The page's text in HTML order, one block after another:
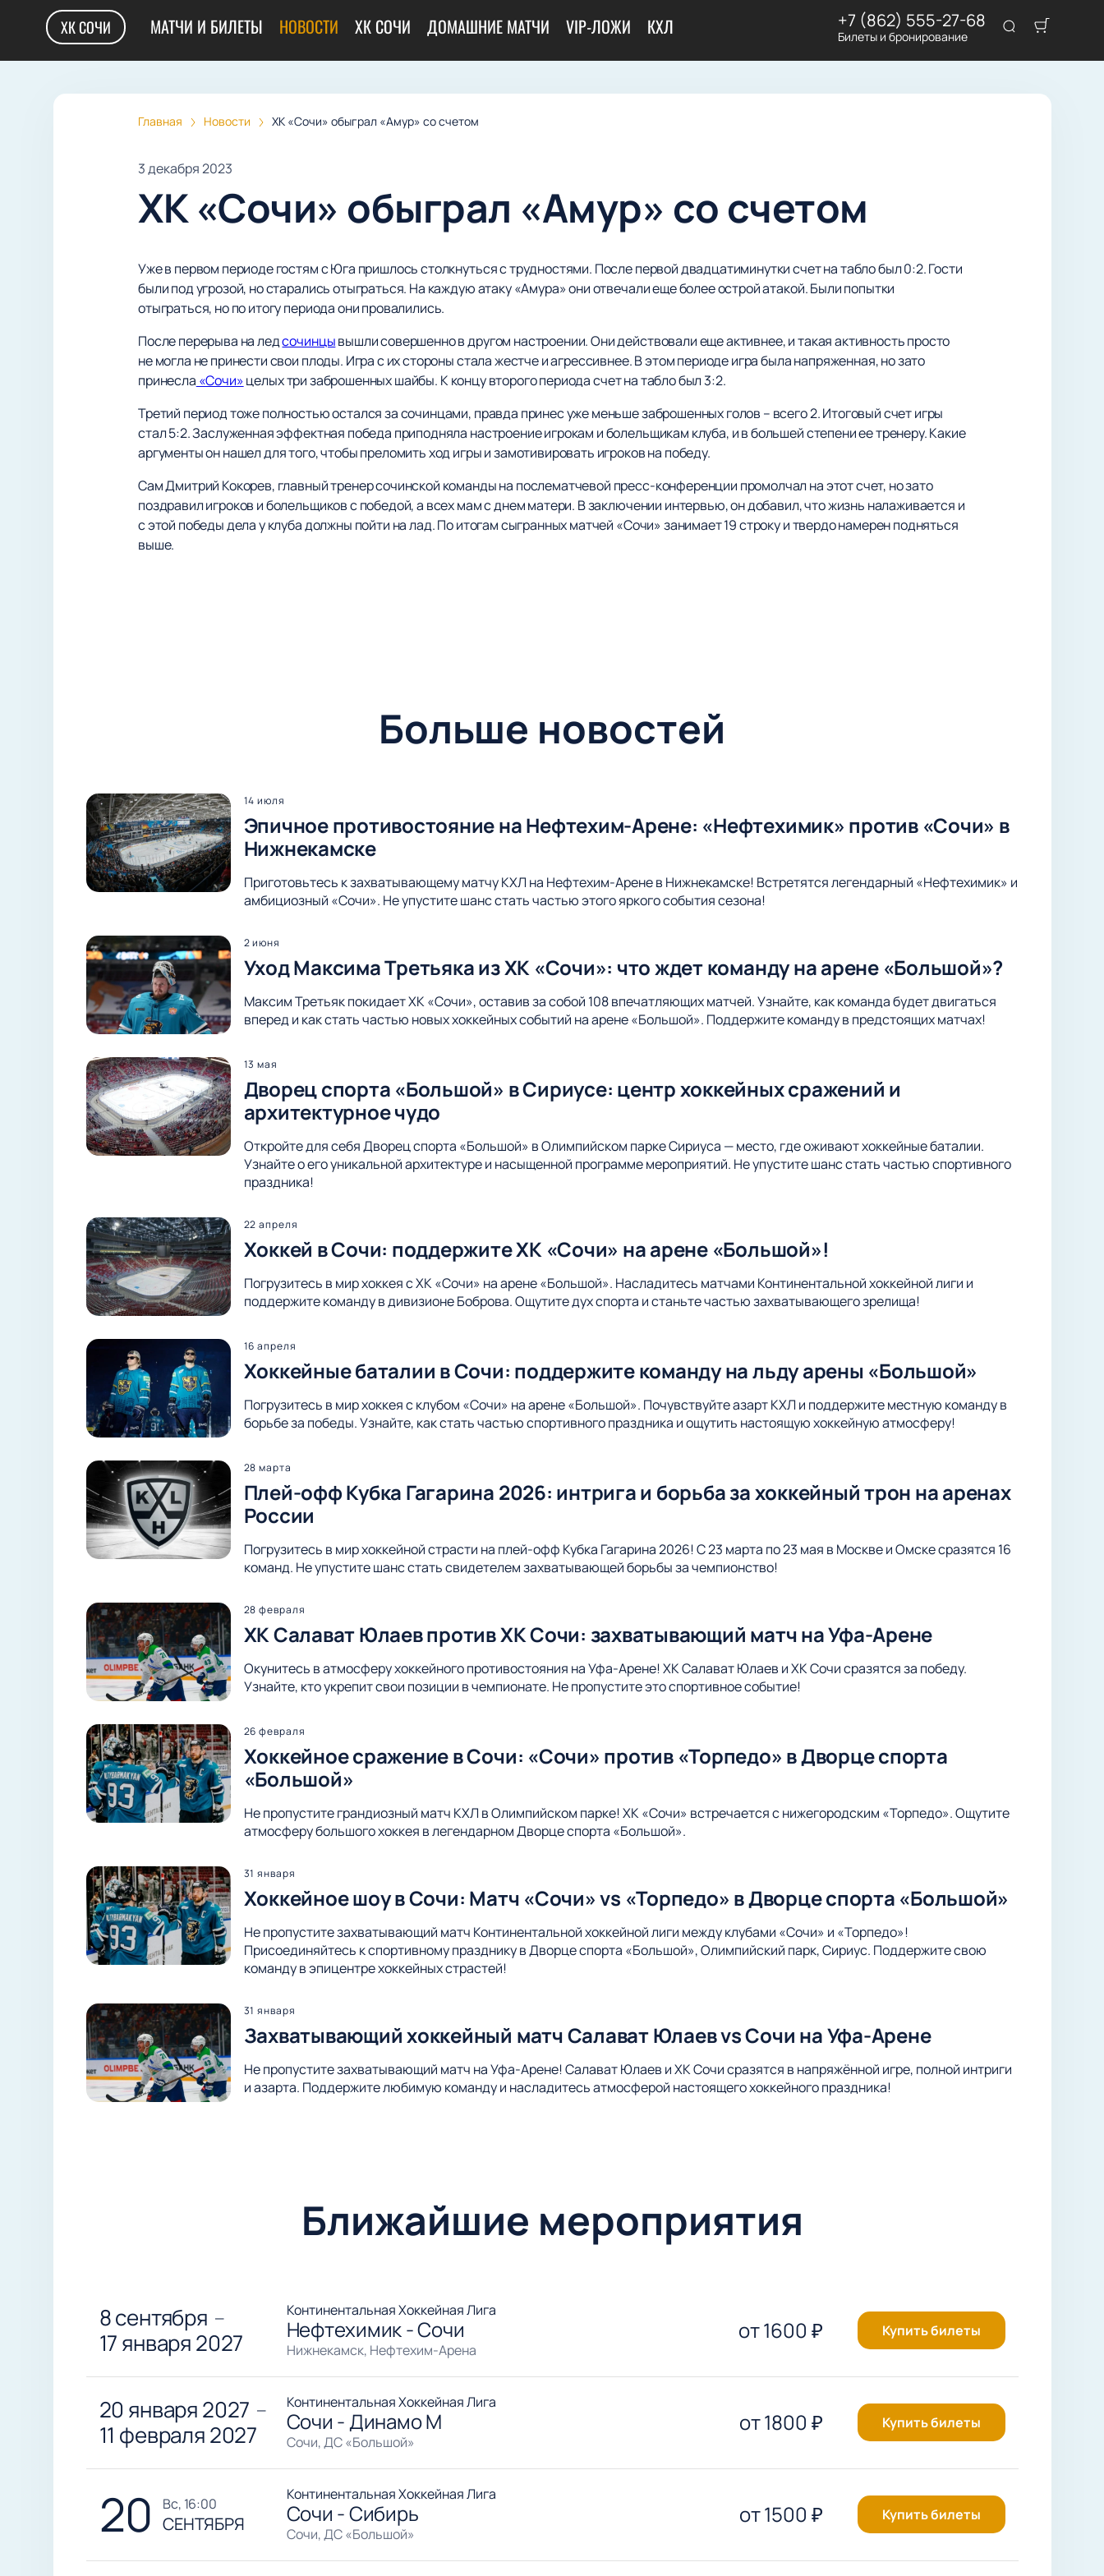
ХК СОЧИ МАТЧИ И БИЛЕТЫ НОВОСТИ ХК СОЧИ ДОМАШНИЕ МАТЧИ VIP-ЛОЖИ КХЛ +7 (862) 555-27-68
Билеты и бронирование
Главная Новости ХК «Сочи» обыграл «Амур» со счетом
3 декабря 2023
ХК «Сочи» обыграл «Амур» со счетом
Уже в первом периоде гостям с Юга пришлось столкнуться с трудностями. После первой двадцатиминутки счет на табло был 0:2. Гости
были под угрозой, но старались отыграться. На каждую атаку «Амура» они отвечали еще более острой атакой. Были попытки
отыграться, но по итогу периода они провалились.
После перерыва на ледсочинцывышли совершенно в другом настроении. Они действовали еще активнее, и такая активность просто
не могла не принести свои плоды. Игра с их стороны стала жестче и агрессивнее. В этом периоде игра была напряженная, но зато
принесла «Сочи»целых три заброшенных шайбы. К концу второго периода счет на табло был 3:2.
Третий период тоже полностью остался за сочинцами, правда принес уже меньше заброшенных голов – всего 2. Итоговый счет игры
стал 5:2. Заслуженная эффектная победа приподняла настроение игрокам и болельщикам клуба, и в большей степени ее тренеру. Какие
аргументы он нашел для того, чтобы преломить ход игры и замотивировать игроков на победу.
Сам Дмитрий Кокорев, главный тренер сочинской команды на послематчевой пресс-конференции промолчал на этот счет, но зато
поздравил игроков и болельщиков с победой, а всех мам с днем матери. В заключении интервью, он добавил, что жизнь налаживается и
с этой победы дела у клуба должны пойти на лад. По итогам сыгранных матчей «Сочи» занимает 19 строку и твердо намерен подняться
выше.
Больше новостей
14 июля
Эпичное противостояние на Нефтехим-Арене: «Нефтехимик» против «Сочи» в
Нижнекамске
Приготовьтесь к захватывающему матчу КХЛ на Нефтехим-Арене в Нижнекамске! Встретятся легендарный «Нефтехимик» и
амбициозный «Сочи». Не упустите шанс стать частью этого яркого события сезона!
2 июня
Уход Максима Третьяка из ХК «Сочи»: что ждет команду на арене «Большой»?
Максим Третьяк покидает ХК «Сочи», оставив за собой 108 впечатляющих матчей. Узнайте, как команда будет двигаться
вперед и как стать частью новых хоккейных событий на арене «Большой». Поддержите команду в предстоящих матчах!
13 мая
Дворец спорта «Большой» в Сириусе: центр хоккейных сражений и
архитектурное чудо
Откройте для себя Дворец спорта «Большой» в Олимпийском парке Сириуса — место, где оживают хоккейные баталии.
Узнайте о его уникальной архитектуре и насыщенной программе мероприятий. Не упустите шанс стать частью спортивного
праздника!
22 апреля
Хоккей в Сочи: поддержите ХК «Сочи» на арене «Большой»!
Погрузитесь в мир хоккея с ХК «Сочи» на арене «Большой». Насладитесь матчами Континентальной хоккейной лиги и
поддержите команду в дивизионе Боброва. Ощутите дух спорта и станьте частью захватывающего зрелища!
16 апреля
Хоккейные баталии в Сочи: поддержите команду на льду арены «Большой»
Погрузитесь в мир хоккея с клубом «Сочи» на арене «Большой». Почувствуйте азарт КХЛ и поддержите местную команду в
борьбе за победы. Узнайте, как стать частью спортивного праздника и ощутить настоящую хоккейную атмосферу!
28 марта
Плей-офф Кубка Гагарина 2026: интрига и борьба за хоккейный трон на аренах
России
Погрузитесь в мир хоккейной страсти на плей-офф Кубка Гагарина 2026! С 23 марта по 23 мая в Москве и Омске сразятся 16
команд. Не упустите шанс стать свидетелем захватывающей борьбы за чемпионство!
28 февраля
ХК Салават Юлаев против ХК Сочи: захватывающий матч на Уфа-Арене
Окунитесь в атмосферу хоккейного противостояния на Уфа-Арене! ХК Салават Юлаев и ХК Сочи сразятся за победу.
Узнайте, кто укрепит свои позиции в чемпионате. Не пропустите это спортивное событие!
26 февраля
Хоккейное сражение в Сочи: «Сочи» против «Торпедо» в Дворце спорта
«Большой»
Не пропустите грандиозный матч КХЛ в Олимпийском парке! ХК «Сочи» встречается с нижегородским «Торпедо». Ощутите
атмосферу большого хоккея в легендарном Дворце спорта «Большой».
31 января
Хоккейное шоу в Сочи: Матч «Сочи» vs «Торпедо» в Дворце спорта «Большой»
Не пропустите захватывающий матч Континентальной хоккейной лиги между клубами «Сочи» и «Торпедо»!
Присоединяйтесь к спортивному празднику в Дворце спорта «Большой», Олимпийский парк, Сириус. Поддержите свою
команду в эпицентре хоккейных страстей!
31 января
Захватывающий хоккейный матч Салават Юлаев vs Сочи на Уфа-Арене
Не пропустите захватывающий матч на Уфа-Арене! Салават Юлаев и ХК Сочи сразятся в напряжённой игре, полной интриги
и азарта. Поддержите любимую команду и насладитесь атмосферой настоящего хоккейного праздника!
Ближайшие мероприятия
8 сентября —
17 января 2027
Континентальная Хоккейная Лига
Нефтехимик - Сочи
Нижнекамск, Нефтехим-Арена
от1600 ₽ Купить билеты
20 января 2027 —
11 февраля 2027
Континентальная Хоккейная Лига
Сочи - Динамо М
Сочи, ДС «Большой»
от1800 ₽ Купить билеты
20 вс, 16:00
СЕНТЯБРЯ
Континентальная Хоккейная Лига
Сочи - Сибирь
Сочи, ДС «Большой»
от1500 ₽ Купить билеты